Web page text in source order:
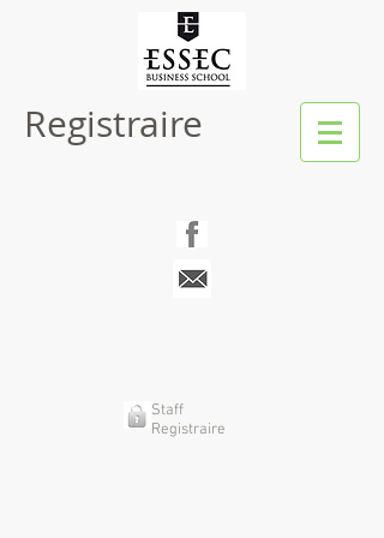
Registraire
Staff
Registraire